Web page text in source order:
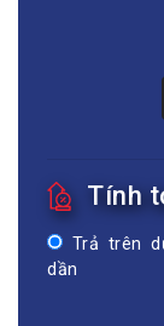
Tính
Trả trên
dần